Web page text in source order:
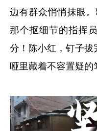
边有群众悄悄抹眼
那个抠细节的指挥
分！陈小红，钉子拔
哑里藏着不容置疑的